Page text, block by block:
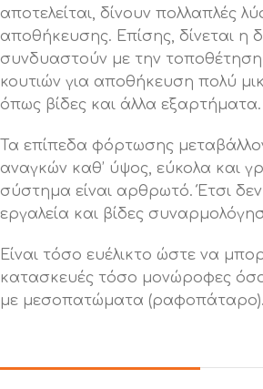
αποτελείται, δίνουν πολλαπλές
αποθήκευσης. Επίσης, δίνεται η
συνδυαστούν με την
κουτιών για αποθήκευση πολύ
όπως βίδες και άλλα εξαρτήματα.
Τα επίπεδα φόρτωσης
αναγκών καθ’ ύψος, εύκολα και
σύστημα είναι αρθρωτό. Έτσι
εργαλεία και βίδες
Είναι τόσο ευέλικτο ώστε να
κατασκευές τόσο μονώροφες
με μεσοπατώματα (ραφοπάταρο).